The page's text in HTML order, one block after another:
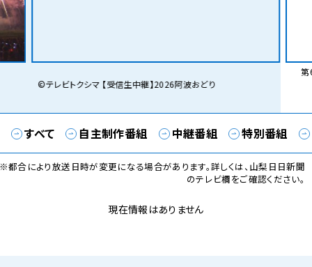
©テレビトクシマ 【受信生中継】2026阿波おどり
第
すべて 自主制作番組 中継番組 特別番組
都合により放送日時が変更になる場合があります。詳しくは、山梨日日新聞
のテレビ欄をご確認ください。
現在情報はありません